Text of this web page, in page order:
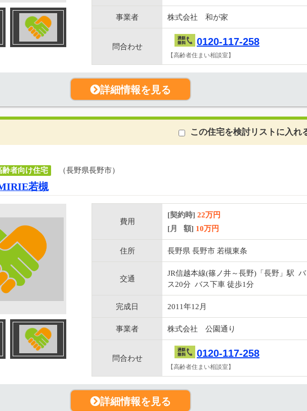
事業者 株式会社 和が家
問合わせ 0120-117-258
【高齢者住まい相談室】
詳細情報を見る
この住宅を検討リストに入れ
齢者向け住宅 （長野県長野市）
若槻
費用
[契約時] 22万円
[月 額] 10万円
住所 長野県 長野市 若槻東条
交通
JR信越本線(篠ノ井～長野)「長野」駅 バ
ス20分 バス下車 徒歩1分
完成日 2011年12月
事業者 株式会社 公園通り
問合わせ 0120-117-258
【高齢者住まい相談室】
詳細情報を見る